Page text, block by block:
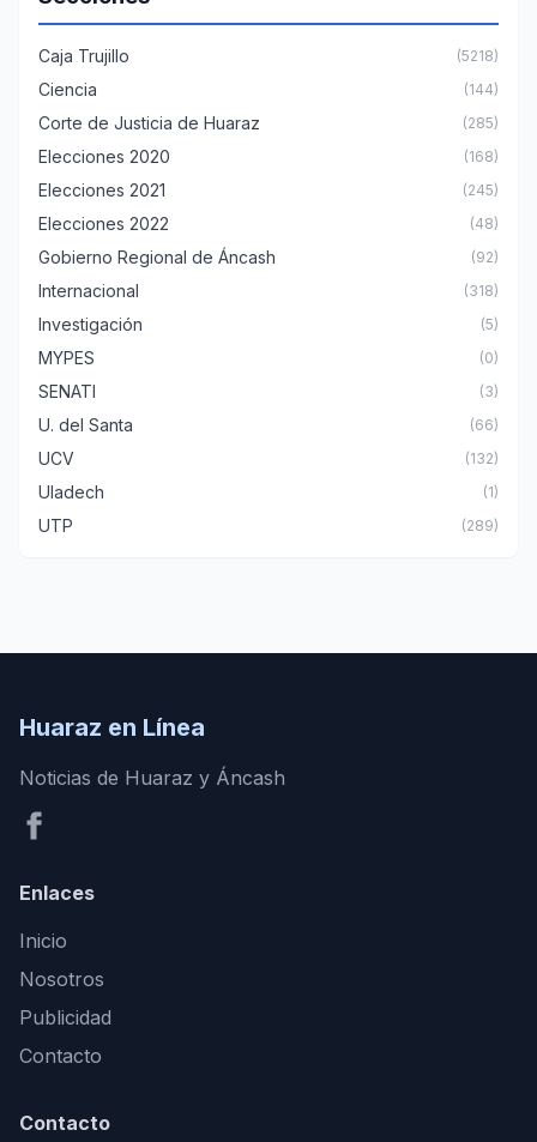
Caja Trujillo (5218)
Ciencia (144)
Corte de Justicia de Huaraz (285)
Elecciones 2020 (168)
Elecciones 2021 (245)
Elecciones 2022 (48)
Gobierno Regional de Áncash (92)
Internacional (318)
Investigación (5)
MYPES (0)
SENATI (3)
U. del Santa (66)
UCV (132)
Uladech (1)
UTP (289)
Huaraz en Línea
Noticias de Huaraz y Áncash
Enlaces
Inicio
Nosotros
Publicidad
Contacto
Contacto